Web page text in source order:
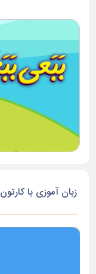
زبان آموزی با کارتون